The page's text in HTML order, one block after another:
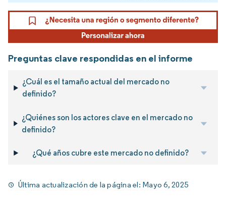
Preguntas clave respondidas en el informe
¿Cuál es el tamaño actual del mercado no
definido?
¿Quiénes son los actores clave en el mercado no
definido?
¿Qué años cubre este mercado no definido?
Última actualización de la página el: Mayo 6, 2025